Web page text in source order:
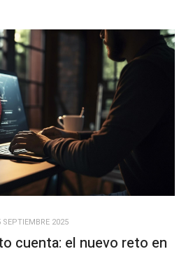
SEPTIEMBRE 2025
cuenta: el nuevo reto en